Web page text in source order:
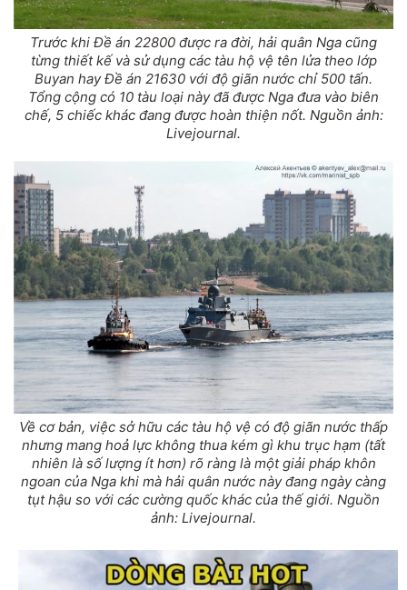
Trước khi Đề án 22800 được ra đời, hải quân Nga cũng
từng thiết kế và sử dụng các tàu hộ vệ tên lửa theo lớp
Buyan hay Đề án 21630 với độ giãn nước chỉ 500 tấn.
Tổng cộng có 10 tàu loại này đã được Nga đưa vào biên
chế, 5 chiếc khác đang được hoàn thiện nốt. Nguồn ảnh:
Livejournal.
Về cơ bản, việc sở hữu các tàu hộ vệ có độ giãn nước thấp
nhưng mang hoả lực không thua kém gì khu trục hạm (tất
nhiên là số lượng ít hơn) rõ ràng là một giải pháp khôn
ngoan của Nga khi mà hải quân nước này đang ngày càng
tụt hậu so với các cường quốc khác của thế giới. Nguồn
ảnh: Livejournal.